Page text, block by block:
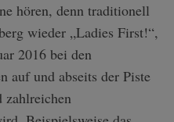
hören, denn traditionell
wieder „Ladies First!“,
2016 bei den
auf und abseits der Piste
zahlreichen